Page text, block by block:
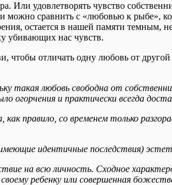
Или удовлетворять чувство
можно сравнить с «любовью к рыбе»,
остается в нашей памяти
убивающих нас чувств.
отличать одну любовь от другой
такая любовь свободна от
огорчения и практически всегда
правило, со временем только
идентичные последствия)
на всю личность. Сходное
ребенку или совершенная